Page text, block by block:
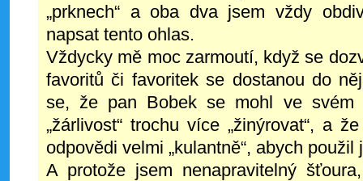
„prknech“ a oba dva jsem vždy
napsat tento ohlas.
Vždycky mě moc zarmoutí, když se
favoritů či favoritek se dostanou do
se, že pan Bobek se mohl ve svém
„žárlivost“ trochu více „žinýrovat“, a
odpovědi velmi „kulantně“, abych
A protože jsem nenapravitelný